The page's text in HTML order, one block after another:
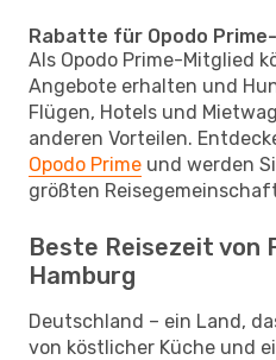
Rabatte für Opodo
Als Opodo Prime-Mitglied
Angebote erhalten und
Flügen, Hotels und
anderen Vorteilen.
Opodo Prime und werden
größten
Beste Reisezeit von
Hamburg
Deutschland – ein Land,
von köstlicher Küche und